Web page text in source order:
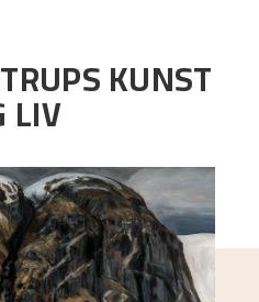
KUNST
LIV